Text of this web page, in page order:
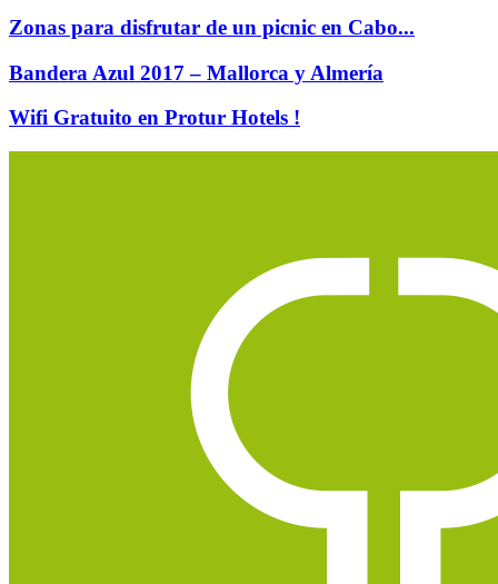
Zonas para disfrutar de un picnic en Cabo...
Bandera Azul 2017 – Mallorca y Almería
Wifi Gratuito en Protur Hotels !